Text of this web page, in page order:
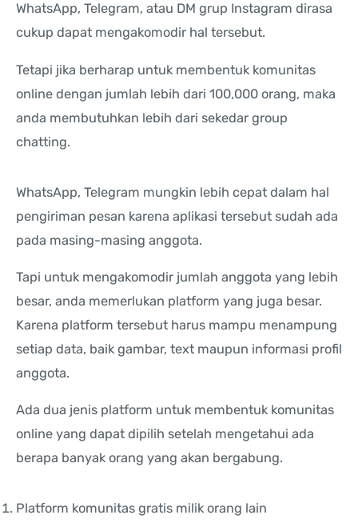
WhatsApp, Telegram, atau DM grup Instagram dirasa
cukup dapat mengakomodir hal tersebut.
Tetapi jika berharap untuk membentuk komunitas
online dengan jumlah lebih dari 100,000 orang, maka
anda membutuhkan lebih dari sekedar group
chatting.
WhatsApp, Telegram mungkin lebih cepat dalam hal
pengiriman pesan karena aplikasi tersebut sudah ada
pada masing-masing anggota.
Tapi untuk mengakomodir jumlah anggota yang lebih
besar, anda memerlukan platform yang juga besar.
Karena platform tersebut harus mampu menampung
setiap data, baik gambar, text maupun informasi profil
anggota.
Ada dua jenis platform untuk membentuk komunitas
online yang dapat dipilih setelah mengetahui ada
berapa banyak orang yang akan bergabung.
Platform komunitas gratis milik orang lain